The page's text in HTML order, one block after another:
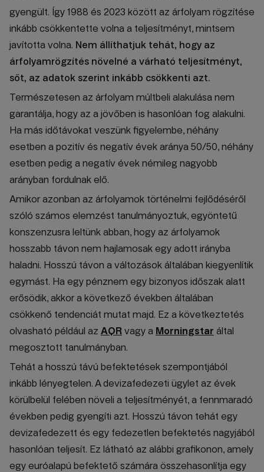
gyengült. Így 1988 és 2023 között az árfolyam rögzítése
inkább csökkentette volna a teljesítményt, mintsem
javította volna. Nem állíthatjuk tehát, hogy az
árfolyamrögzítés növelné a várható teljesítményt,
sőt, az adatok szerint inkább csökkenti azt.
Természetesen az árfolyam múltbeli alakulása nem
garantálja, hogy az a jövőben is hasonlóan fog alakulni.
Ha más időtávokat veszünk figyelembe, néhány
esetben a pozitív és negatív évek aránya 50/50, néhány
esetben pedig a negatív évek némileg nagyobb
arányban fordulnak elő.
Amikor azonban az árfolyamok történelmi fejlődéséről
szóló számos elemzést tanulmányoztuk, egyöntetű
konszenzusra leltünk abban, hogy az árfolyamok
hosszabb távon nem hajlamosak egy adott irányba
haladni. Hosszú távon a változások általában kiegyenlítik
egymást. Ha egy pénznem egy bizonyos időszak alatt
erősödik, akkor a következő években általában
csökkenő tendenciát mutat majd. Ez a következtetés
olvasható például az AQR vagy a Morningstar által
megosztott tanulmányban.
Tehát a hosszú távú befektetések szempontjából
inkább lényegtelen. A devizafedezeti ügylet az évek
körülbelül felében növeli a teljesítményét, a fennmaradó
években pedig gyengíti azt. Hosszú távon tehát egy
devizafedezett és egy fedezetlen befektetés nagyjából
hasonlóan teljesít. Ez látható az alábbi grafikonon, amely
egy euróalapú befektető számára összehasonlítja egy